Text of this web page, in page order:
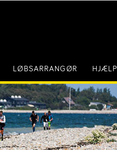
LØBSARRANGØR HJÆLP